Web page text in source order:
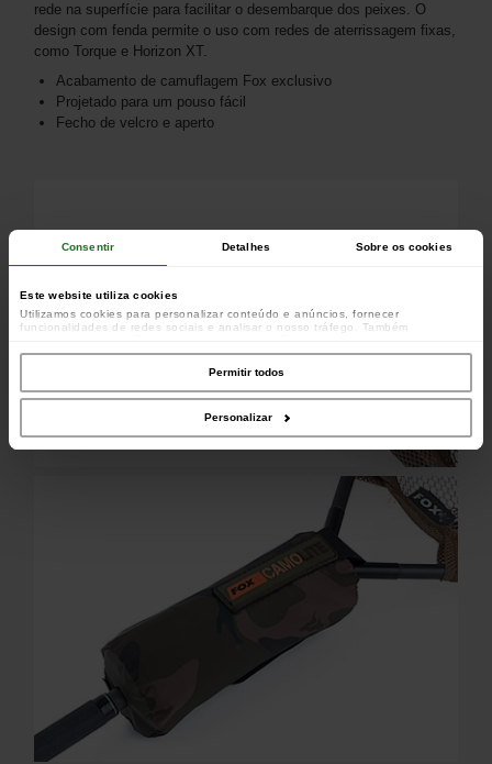
Consentir Detalhes Sobre os cookies
Este website utiliza cookies
Utilizamos cookies para personalizar conteúdo e anúncios, fornecer
funcionalidades de redes sociais e analisar o nosso tráfego. Também
parceiros de redes sociais, de publicidade e de análise, que as podem combinar
com outras informações que lhes forneceu ou recolhidas por estes a partir da
sua utilização dos respetivos serviços.
Permitir todos
Personalizar
rede na superfície para facilitar o desembarque dos peixes. O
design com fenda permite o uso com redes de aterrissagem fixas,
como Torque e Horizon XT.
Acabamento de camuflagem Fox exclusivo
Projetado para um pouso fácil
Fecho de velcro e aperto